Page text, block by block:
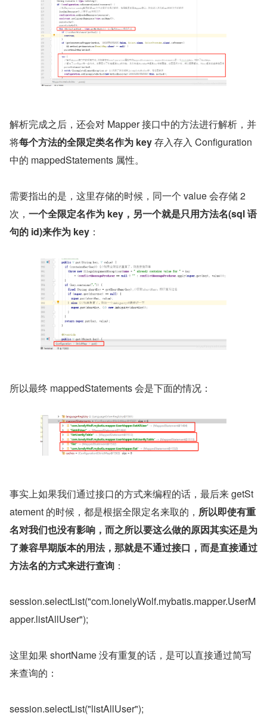
解析完成之后，还会对 Mapper 接口中的方法进行解析，并
将每个方法的全限定类名作为 key 存入存入 Configuration
中的 mappedStatements 属性。
需要指出的是，这里存储的时候，同一个 value 会存储 2
次， 一个全限定名作为 key，另一个就是只用方法名(sql 语
句的 id)来作为 key ：
所以最终 mappedStatements 会是下面的情况：
事实上如果我们通过接口的方式来编程的话，最后来 getSt
atement 的时候，都是根据全限定名来取的， 所以即使有重
名对我们也没有影响，而之所以要这么做的原因其实还是为
了兼容早期版本的用法，那就是不通过接口，而是直接通过
方法名的方式来进行查询 ：
session.selectList("com.lonelyWolf.mybatis.mapper.UserM
apper.listAllUser");
这里如果 shortName 没有重复的话，是可以直接通过简写
来查询的：
session.selectList("listAllUser");